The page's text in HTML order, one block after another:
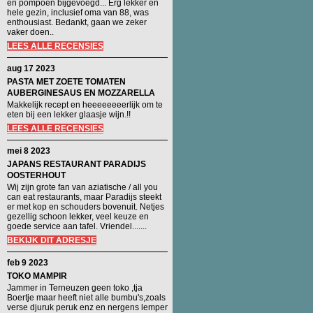
en pompoen bijgevoegd... Erg lekker en
hele gezin, inclusief oma van 88, was
enthousiast. Bedankt, gaan we zeker
vaker doen..
LEES ALLE RECENSIES
aug 17 2023
PASTA MET ZOETE TOMATEN
AUBERGINESAUS EN MOZZARELLA
Makkelijk recept en heeeeeeeerlijk om te
eten bij een lekker glaasje wijn.!!
LEES ALLE RECENSIES
mei 8 2023
JAPANS RESTAURANT PARADIJS
OOSTERHOUT
Wij zijn grote fan van aziatische / all you
can eat restaurants, maar Paradijs steekt
er met kop en schouders bovenuit. Netjes
gezellig schoon lekker, veel keuze en
goede service aan tafel. Vriendel.......
BEKIJK DIT ADRESJE
feb 9 2023
TOKO MAMPIR
Jammer in Terneuzen geen toko ,tja
Boertje maar heeft niet alle bumbu's,zoals
verse djuruk peruk enz en nergens lemper